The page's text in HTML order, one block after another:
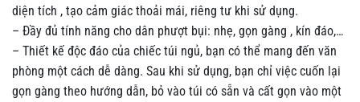
diện tích , tạo cảm giác thoải mái, riêng tư khi sử dụng.
– Đầy đủ tính năng cho dân phượt bụi: nhẹ, gọn gàng , kín đáo,…
– Thiết kế độc đáo của chiếc túi ngủ, bạn có thể mang đến văn
phòng một cách dễ dàng. Sau khi sử dụng, bạn chỉ việc cuốn lại
gọn gàng theo hướng dẫn, bỏ vào túi có sẵn và cất gọn vào một